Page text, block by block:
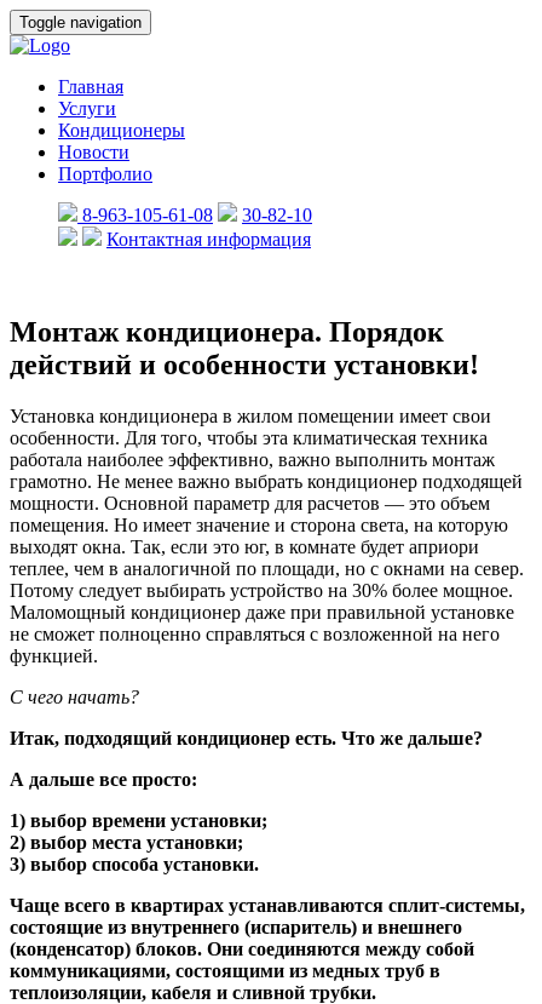
Toggle navigation
Главная
Услуги
Кондиционеры
Новости
Портфолио
8-963-105-61-08
30-82-10
Контактная информация
Монтаж
кондиционера.
Порядок
и
особенности
установки!
Монтаж кондиционера. Порядок
действий и особенности установки!
Установка кондиционера в жилом помещении имеет свои
особенности. Для того, чтобы эта климатическая техника
работала наиболее эффективно, важно выполнить монтаж
грамотно. Не менее важно выбрать кондиционер подходящей
мощности. Основной параметр для расчетов — это объем
помещения. Но имеет значение и сторона света, на которую
выходят окна. Так, если это юг, в комнате будет априори
теплее, чем в аналогичной по площади, но с окнами на север.
Потому следует выбирать устройство на 30% более мощное.
Маломощный кондиционер даже при правильной установке
не сможет полноценно справляться с возложенной на него
функцией.
C чего начать?
Итак, подходящий кондиционер есть. Что же дальше?
А дальше все просто:
1) выбор времени установки;
2) выбор места установки;
3) выбор способа установки.
Чаще всего в квартирах устанавливаются сплит-системы,
состоящие из внутреннего (испаритель) и внешнего
(конденсатор) блоков. Они соединяются между собой
коммуникациями, состоящими из медных труб в
теплоизоляции, кабеля и сливной трубки.